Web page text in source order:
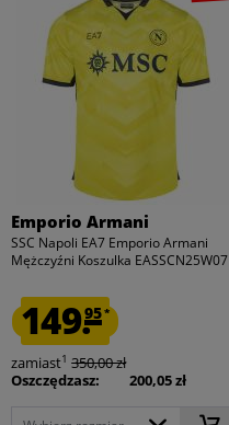
Emporio Armani
SSC Napoli EA7 Emporio Armani
Mężczyźni Koszulka EASSCN25W07
149.95*
zamiast1 350,00 zł
Oszczędzasz:
200,05 zł